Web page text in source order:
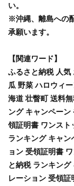
い。
※沖縄、離島への
承願います。
【関連ワード】
ふるさと納税 人気
瓜 野菜 ハロウィ
海道 壮瞥町 送料
ング キャンペー
領証明書 ワンスト
ランキング キャ
ョン 受領証明書
と納税 ランキン
レーション 受領